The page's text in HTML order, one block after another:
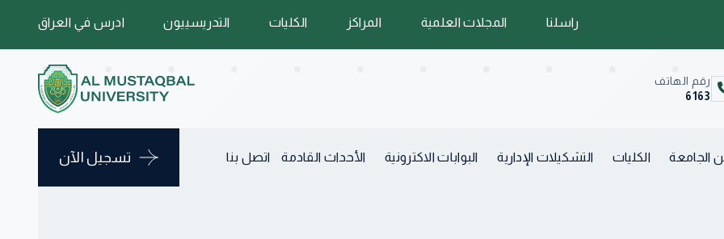
ادرس في العراق التدريسييون الكليات المراكز المجلات العلمية راسلنا
رقم الهاتف
6163
تسجيل الآن الجامعة الكليات التشكيلات الإدارية البوابات الاكترونية الأحداث القادمة اتصل بنا